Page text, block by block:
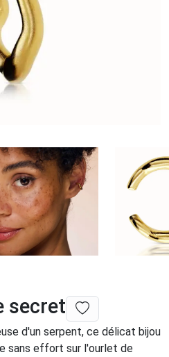
secret
d'un serpent, ce délicat bijou
sans effort sur l'ourlet de